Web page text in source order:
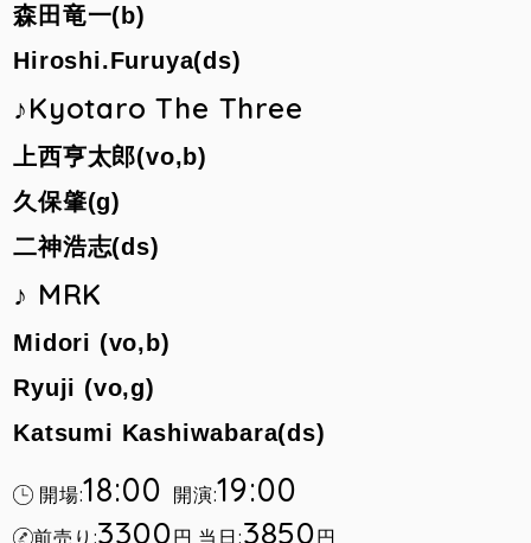
森田竜一(b)
Hiroshi.Furuya(ds)
♪Kyotaro The Three
上西亨太郎(vo,b)
久保肇(g)
二神浩志(ds)
♪ MRK
Midori (vo,b)
Ryuji (vo,g)
Katsumi Kashiwabara(ds)
開場:18:00 開演:19:00
前売り:3300円 当日:3850円